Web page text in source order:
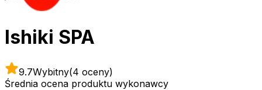
Ishiki SPA
9.7Wybitny(4 oceny)
Średnia ocena produktu wykonawcy